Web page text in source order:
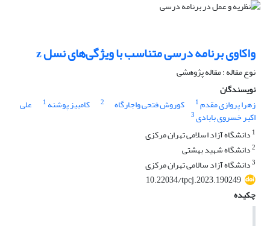
واکاوی برنامه درسی متناسب با ویژگی‌های نسل z
نوع مقاله : مقاله پژوهشی
نویسندگان
زهرا پروازی مقدم1 کوروش فتحی واجارگاه 2 کامبیز پوشنه 1 علی
اکبر خسروی بابادی3
1 دانشگاه آزاد اسلامی تهران مرکزی
2دانشگاه شهید بهشتی
3دانشگاه آزاد سالامی تهران مرکزی
10.22034/tpcj.2023.190249
چکیده